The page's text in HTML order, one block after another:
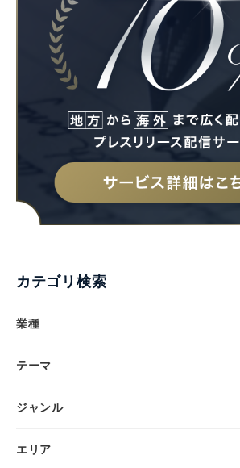
カテゴリ検索
業種
テーマ
ジャンル
エリア
Japanese